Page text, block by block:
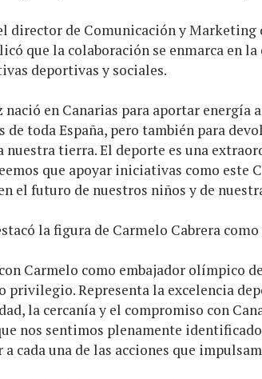
director de Comunicación y Marketing
que la colaboración se enmarca en
deportivas y sociales.
nació en Canarias para aportar energía
de toda España, pero también para
nuestra tierra. El deporte es una
que apoyar iniciativas como este
el futuro de nuestros niños y de
la figura de Carmelo Cabrera
Carmelo como embajador olímpico
privilegio. Representa la excelencia
la cercanía y el compromiso con
nos sentimos plenamente
cada una de las acciones que